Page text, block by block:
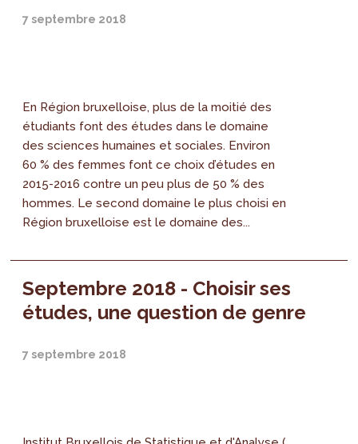
7 septembre 2018
En Région bruxelloise, plus de la moitié des
étudiants font des études dans le domaine
des sciences humaines et sociales. Environ
60 % des femmes font ce choix d’études en
2015-2016 contre un peu plus de 50 % des
hommes. Le second domaine le plus choisi en
Région bruxelloise est le domaine des...
Septembre 2018 - Choisir ses
études, une question de genre
7 septembre 2018